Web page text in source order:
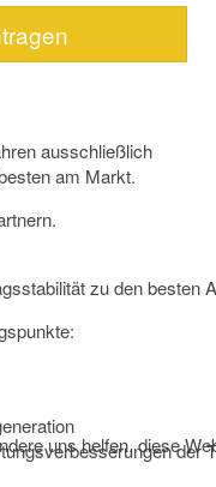
ausschließlich
am Markt.
zu den besten
der
uns helfen, diese